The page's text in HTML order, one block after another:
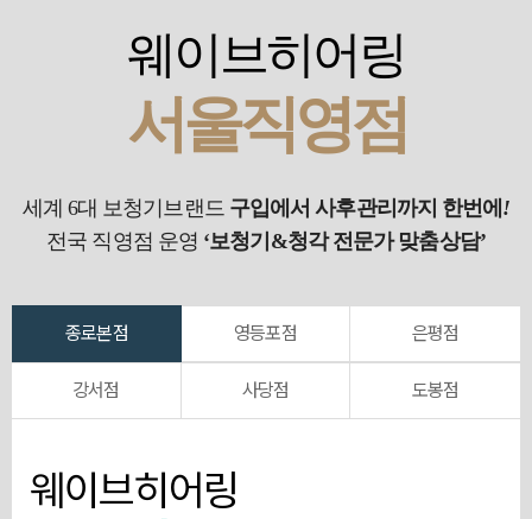
웨이브히어링
서울직영점
세계 6대 보청기브랜드 구입에서 사후관리까지 한번에 !
전국 직영점 운영 ‘보청기&청각 전문가 맞춤상담’
종로본점 영등포점 은평점
강서점 사당점 도봉점
웨이브히어링